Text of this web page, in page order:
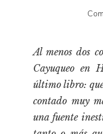
Literatura
Medioambiente
Narrativas visuales
Pensamiento
Pensamiento ilustrado
Al menos dos
Cayuqueo en
último libro:
contado muy
una fuente